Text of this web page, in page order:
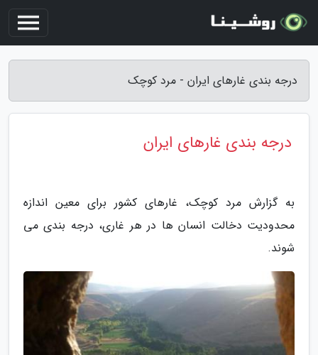
درجه بندی غارهای ایران - مرد کوچک
درجه بندی غارهای ایران
به گزارش مرد کوچک، غارهای کشور برای معین اندازه
محدودیت دخالت انسان ها در هر غاری، درجه بندی می
شوند.